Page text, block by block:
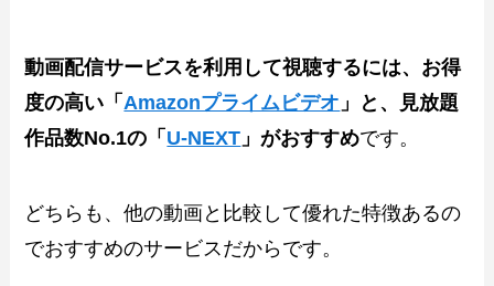
動画配信サービスを利用して視聴するには、お得
度の高い「 Amazonプライムビデオ 」と、見放題
作品数No.1の「 U-NEXT 」がおすすめです。
どちらも、他の動画と比較して優れた特徴あるの
でおすすめのサービスだからです。